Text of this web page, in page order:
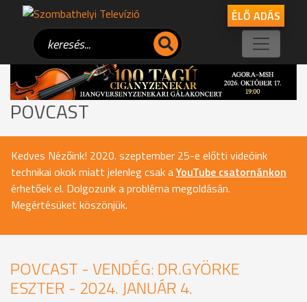
ÉLŐ ADÁS
POVCAST
Kedves Nézőink! 2020. szeptember 25-e előtti videóink
technikai okok miatt jelenleg csak aYouTube csatornánkon
érhetőek el. Dolgozunk a probléma megoldásán.
Megértésüket köszönjük.
POVCAST - VENDÉG: DR.GYÖRKE
ESZTER - 2024. JANUÁR 4.